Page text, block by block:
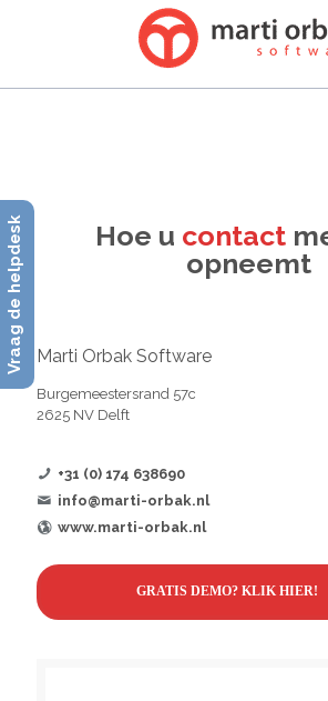
Hoe u contact
opneemt
Marti Orbak Software
Burgemeestersrand 57c
2625 NV Delft
+31 (0) 174 638690
info@marti-orbak.nl
www.marti-orbak.nl
GRATIS DEMO? KLIK HIER!
Vraag de helpdesk